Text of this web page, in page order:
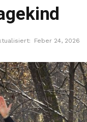
Feber 24, 2026